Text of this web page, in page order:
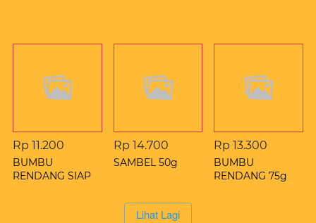
Rp 11.200
BUMBU
RENDANG SIAP
Rp 14.700
SAMBEL 50g
Rp 13.300
BUMBU
RENDANG 75g
`Lihat Lagi